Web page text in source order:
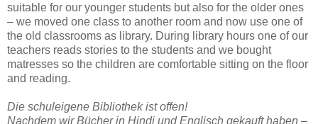
suitable for our younger students but also for the older ones
– we moved one class to another room and now use one of
the old classrooms as library. During library hours one of our
teachers reads stories to the students and we bought
matresses so the children are comfortable sitting on the floor
and reading.
Die schuleigene Bibliothek ist offen!
Nachdem wir Bücher in Hindi und Englisch gekauft haben –